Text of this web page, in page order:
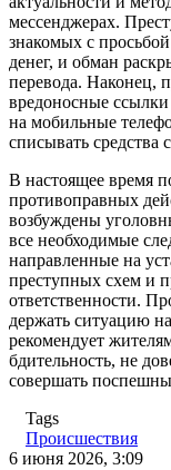
мессенджерах.
знакомых с
денег, и обман
перевода. Наконец,
вредоносные
на мобильные
списывать средства
В настоящее время
противоправных
возбуждены
все необходимые
направленные на
преступных схем и
ответственности.
держать ситуацию
рекомендует
бдительность, не
совершать
Tags
Происшествия
6 июня 2026, 3:09